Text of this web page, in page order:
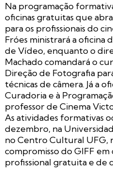
Na programação
oficinas gratuitas que
para os profissionais do
Fróes ministrará a oficina
de Vídeo, enquanto o
Machado comandará o
Direção de Fotografia
técnicas de câmera. Já a
Curadoria e à
professor de Cinema
As atividades formativas
dezembro, na
no Centro Cultural UFG,
compromisso do GIFF
profissional gratuita e de